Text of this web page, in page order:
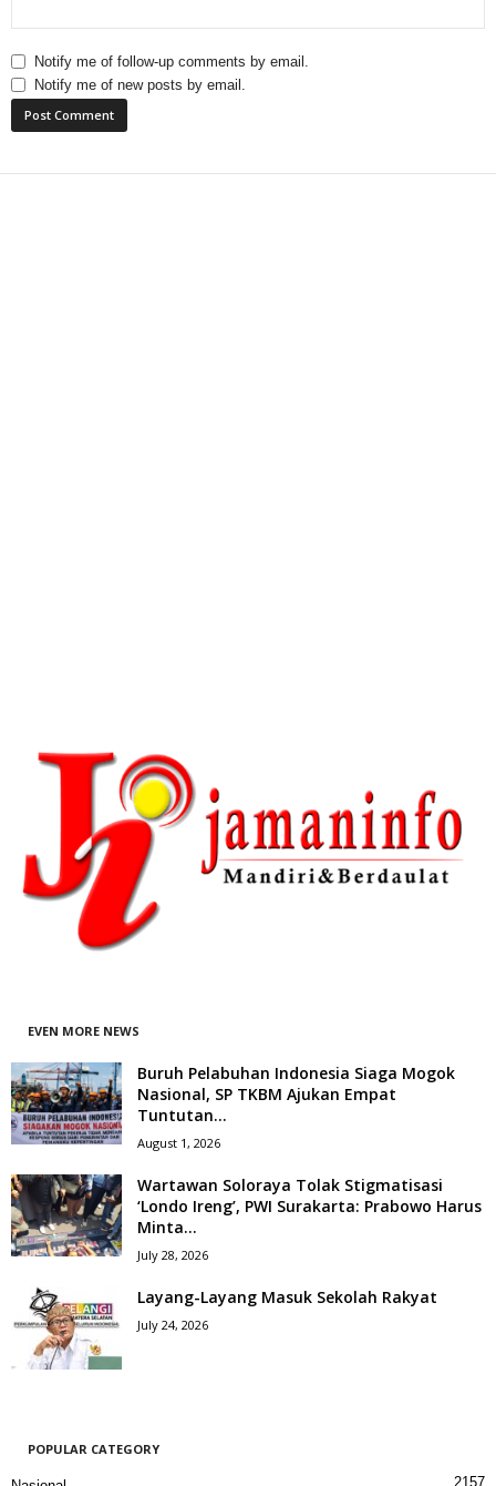
Notify me of follow-up comments by email.
Notify me of new posts by email.
EVEN MORE NEWS
Buruh Pelabuhan Indonesia Siaga Mogok
Nasional, SP TKBM Ajukan Empat
Tuntutan...
August 1, 2026
Wartawan Soloraya Tolak Stigmatisasi
‘Londo Ireng’, PWI Surakarta: Prabowo Harus
Minta...
July 28, 2026
Layang-Layang Masuk Sekolah Rakyat
July 24, 2026
POPULAR CATEGORY
2157